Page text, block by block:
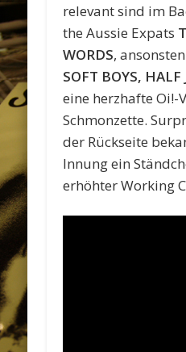
relevant sind im
the Aussie Expats
WORDS,
SOFT BOYS, HALF
eine herzhafte Oi!-
Schmonzette.
der Rückseite
Innung ein
erhöhter Working